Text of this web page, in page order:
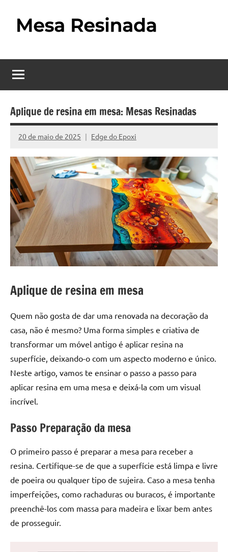
Resinada
–
Como
Fazer
Mesa
Resinada
Passo
a
passo
o
fascinante
mesas
resinadas,
onde
elegância
da
madeira
se
encontra
com
a
criatividade
da
resina.
nossas
e
inspirações
sobre
madeira
de
resina,
designs
mesas
de
jantar
resina
e
as
Aplique de resina em mesa: Mesas Resinadas
20 de maio de 2025 Edge do Epoxi
Nenhum
Comentário
Aplique de resina em mesa
Quem não gosta de dar uma renovada na decoração da
casa, não é mesmo? Uma forma simples e criativa de
transformar um móvel antigo é aplicar resina na
superfície, deixando-o com um aspecto moderno e único.
Neste artigo, vamos te ensinar o passo a passo para
aplicar resina em uma mesa e deixá-la com um visual
incrível.
Passo Preparação da mesa
O primeiro passo é preparar a mesa para receber a
resina. Certifique-se de que a superfície está limpa e livre
de poeira ou qualquer tipo de sujeira. Caso a mesa tenha
imperfeições, como rachaduras ou buracos, é importante
preenchê-los com massa para madeira e lixar bem antes
de prosseguir.